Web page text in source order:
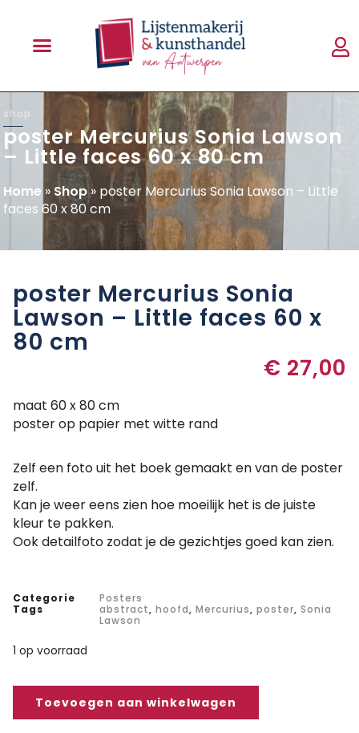
shop
poster Mercurius Sonia Lawson
– Little faces 60 x 80 cm
Home » Shop» poster Mercurius Sonia Lawson – Little
faces 60 x 80 cm
poster Mercurius Sonia
Lawson – Little faces 60 x
80 cm
€ 27,00
maat 60 x 80 cm
poster op papier met witte rand
Zelf een foto uit het boek gemaakt en van de poster
zelf.
Kan je weer eens zien hoe moeilijk het is de juiste
kleur te pakken.
Ook detailfoto zodat je de gezichtjes goed kan zien.
Categorie
Posters
Tags
abstract, hoofd, Mercurius, poster, Sonia
Lawson
1 op voorraad
Toevoegen aan winkelwagen